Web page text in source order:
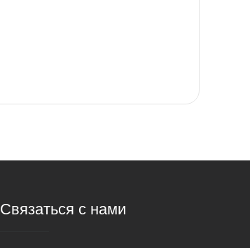
Связаться с нами